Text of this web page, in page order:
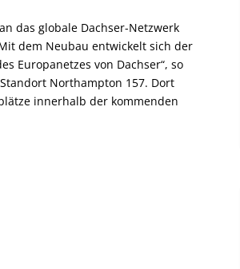
das globale Dachser-Netzwerk
dem Neubau entwickelt sich der
Europanetzes von Dachser“, so
Northampton 157. Dort
innerhalb der kommenden